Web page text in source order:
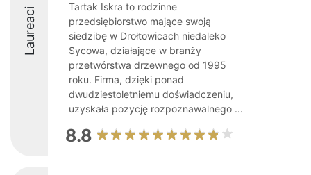
Laureaci
Tartak Iskra to rodzinne
przedsiębiorstwo mające swoją
siedzibę w Drołtowicach niedaleko
Sycowa, działające w branży
przetwórstwa drzewnego od 1995
roku. Firma, dzięki ponad
dwudziestoletniemu doświadczeniu,
uzyskała pozycję rozpoznawalnego ...
8.8